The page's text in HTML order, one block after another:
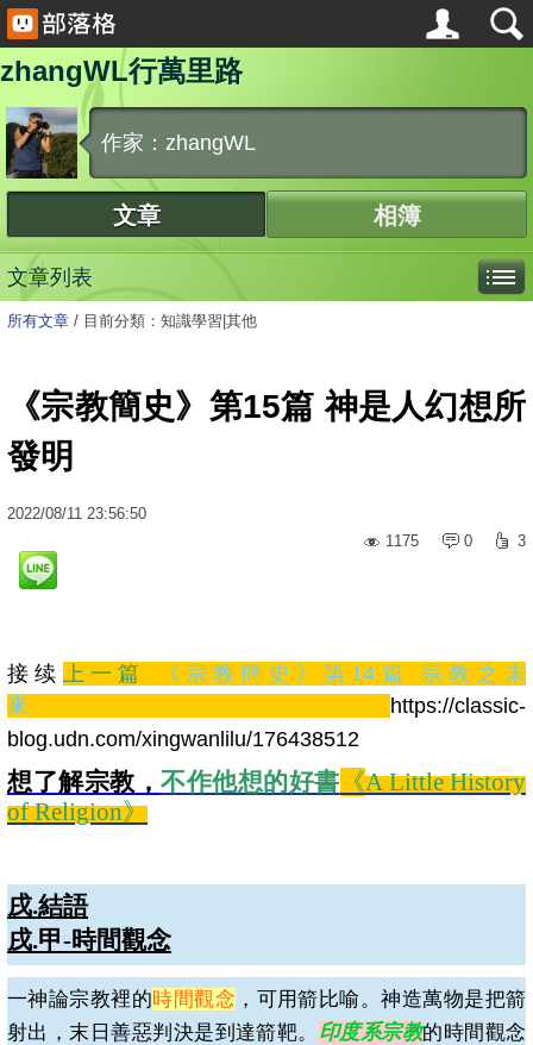
zhangWL行萬里路
作家：zhangWL
文章 相簿
文章列表
所有文章 / 目前分類：知識學習|其他
《宗教簡史》第15篇 神是人幻想所
發明
2022/08/11 23:56:50
1175
0 3
接续 上一篇
《宗教簡史》第14篇 宗教之未
來
https://classic-
blog.udn.com/xingwanlilu/176438512
想了解宗教， 不作他想的好書 《A Little History
of Religion》
戌.結語
戌.甲-時間觀念
一神論宗教裡的時間觀念 ，可用箭比喻。神造萬物是把箭
射出，末日善惡判決是到達箭靶。 印度系宗教的時間觀念